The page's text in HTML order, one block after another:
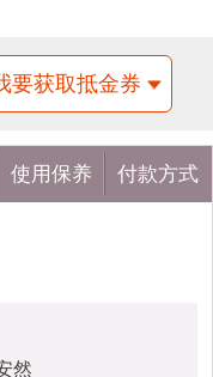
要获取抵金券
使用保养 付款方式
然